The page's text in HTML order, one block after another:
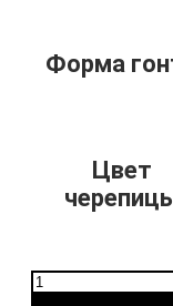
Форма
Цвет
Количество